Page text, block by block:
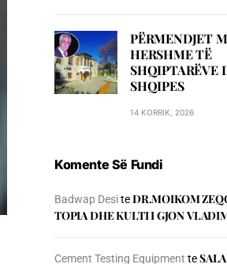
PËRMENDJET
HERSHME TË
SHQIPTARËVE
SHQIPES
14 KORRIK, 2026
Komente Së Fundi
Badwap DesiteDR.MOIKOM
TOPIA DHE KULTI I GJON
Cement Testing Equipment te